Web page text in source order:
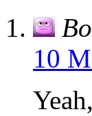
10